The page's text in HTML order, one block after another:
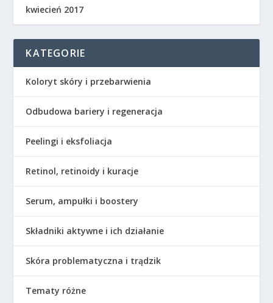
kwiecień 2017
KATEGORIE
Koloryt skóry i przebarwienia
Odbudowa bariery i regeneracja
Peelingi i eksfoliacja
Retinol, retinoidy i kuracje
Serum, ampułki i boostery
Składniki aktywne i ich działanie
Skóra problematyczna i trądzik
Tematy różne